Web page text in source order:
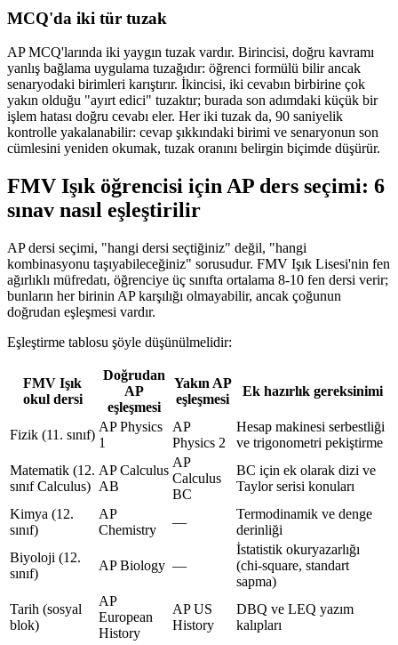
MCQ'da iki tür tuzak
AP MCQ'larında iki yaygın tuzak vardır. Birincisi, doğru kavramı
yanlış bağlama uygulama tuzağıdır: öğrenci formülü bilir ancak
senaryodaki birimleri karıştırır. İkincisi, iki cevabın birbirine çok
yakın olduğu "ayırt edici" tuzaktır; burada son adımdaki küçük bir
işlem hatası doğru cevabı eler. Her iki tuzak da, 90 saniyelik
kontrolle yakalanabilir: cevap şıkkındaki birimi ve senaryonun son
cümlesini yeniden okumak, tuzak oranını belirgin biçimde düşürür.
FMV Işık öğrencisi için AP ders seçimi: 6
sınav nasıl eşleştirilir
AP dersi seçimi, "hangi dersi seçtiğiniz" değil, "hangi
kombinasyonu taşıyabileceğiniz" sorusudur. FMV Işık Lisesi'nin fen
ağırlıklı müfredatı, öğrenciye üç sınıfta ortalama 8-10 fen dersi verir;
bunların her birinin AP karşılığı olmayabilir, ancak çoğunun
doğrudan eşleşmesi vardır.
Eşleştirme tablosu şöyle düşünülmelidir:
FMV Işık
okul dersi
Doğrudan
AP
eşleşmesi
Yakın AP
eşleşmesi
Ek hazırlık gereksinimi
Fizik (11. sınıf)
AP Physics
1
AP
Physics 2
Hesap makinesi serbestliği
ve trigonometri pekiştirme
Matematik (12.
sınıf Calculus)
AP Calculus
AB
AP
Calculus
BC
BC için ek olarak dizi ve
Taylor serisi konuları
Kimya (12.
sınıf)
AP
Chemistry
—
Termodinamik ve denge
derinliği
Biyoloji (12.
sınıf)
AP Biology —
İstatistik okuryazarlığı
(chi-square, standart
sapma)
Tarih (sosyal
blok)
AP
European
History
AP US
History
DBQ ve LEQ yazım
kalıpları